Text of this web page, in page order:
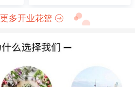
更多开业花篮